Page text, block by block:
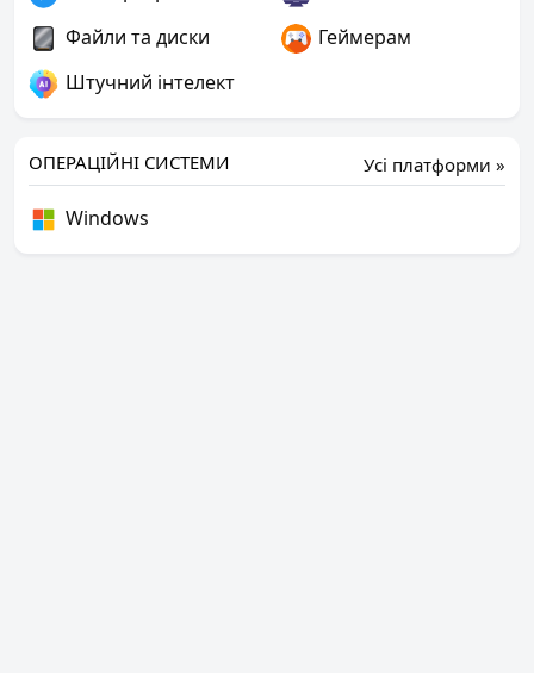
Файли та диски
Геймерам
Штучний інтелект
Усі платформи »
ОПЕРАЦІЙНІ СИСТЕМИ
Windows